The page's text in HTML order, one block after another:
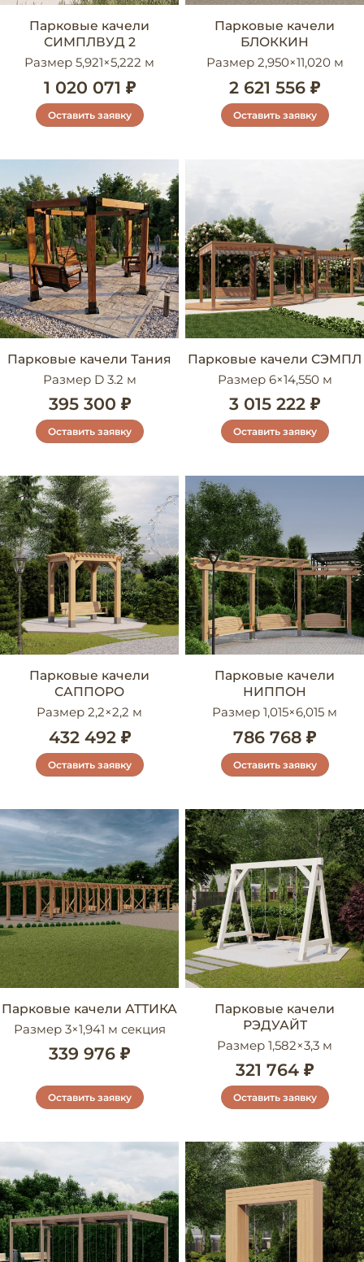
Парковые качели
СИМПЛВУД 2
Размер 5,921×5,222 м
1 020 071 ₽
Оставить заявку
Парковые качели
БЛОККИН
Размер 2,950×11,020 м
2 621 556 ₽
Оставить заявку
Парковые качели Тания
Размер D 3.2 м
395 300 ₽
Оставить заявку
Парковые качели СЭМПЛ
Размер 6×14,550 м
3 015 222 ₽
Оставить заявку
Парковые качели
САППОРО
Размер 2,2×2,2 м
432 492 ₽
Оставить заявку
Парковые качели
НИППОН
Размер 1,015×6,015 м
786 768 ₽
Оставить заявку
Парковые качели АТТИКА
Размер 3×1,941 м секция
339 976 ₽
Оставить заявку
Парковые качели
РЭДУАЙТ
Размер 1,582×3,3 м
321 764 ₽
Оставить заявку